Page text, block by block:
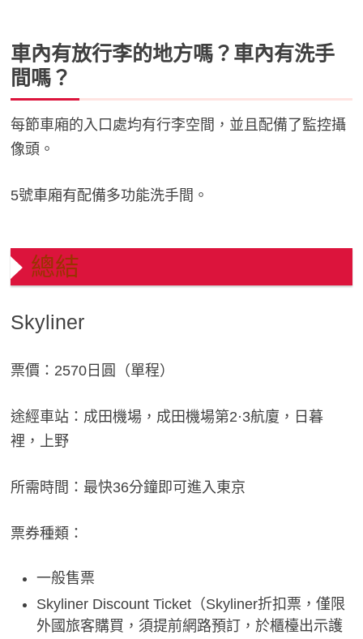
車內有放行李的地方嗎？車內有洗手
間嗎？
每節車廂的入口處均有行李空間，並且配備了監控攝
像頭。
5號車廂有配備多功能洗手間。
總結
Skyliner
票價：2570日圓（單程）
途經車站：成田機場，成田機場第2·3航廈，日暮
裡，上野
所需時間：最快36分鐘即可進入東京
票券種類：
一般售票
Skyliner Discount Ticket（Skyliner折扣票，僅限
外國旅客購買，須提前網路預訂，於櫃檯出示護